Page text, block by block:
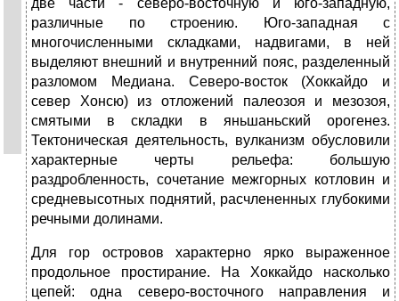
две части - северо-восточную и юго-западную,
различные по строению. Юго-западная с
многочисленны­ми складками, надвигами, в ней
выделяют внешний и внутренний пояс, разделенный
разломом Медиана. Северо-восток (Хоккайдо и
север Хон­сю) из отложений палеозоя и мезозоя,
смятыми в складки в яньшаньский орогенез.
Тектоническая деятельность, вулканизм обусловили
характерные черты рельефа: большую
раздробленность, сочетание межгорных котловин и
средневысотных поднятий, расчлененных глубокими
речными долинами.
Для гор островов характерно ярко выраженное
продольное про­стирание. На Хоккайдо насколько
цепей: одна северо-восточного направления и